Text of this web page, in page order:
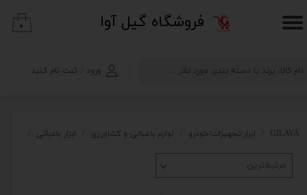
​فروشگاه گیل آوا
ورود ثبت نام کنید
حساب کاربری من
۰
GILAVA ابزار/تجهیزات/خودرو لوازم باغبانی و کشاورزی ابزار باغبانی
مرتبط‌ترین